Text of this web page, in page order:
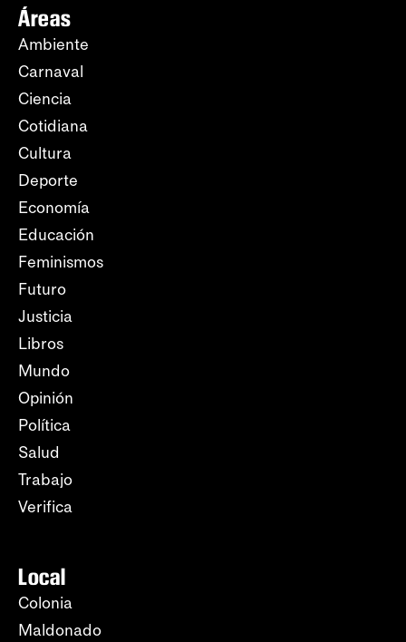
Áreas
Ambiente
Carnaval
Ciencia
Cotidiana
Cultura
Deporte
Economía
Educación
Feminismos
Futuro
Justicia
Libros
Mundo
Opinión
Política
Salud
Trabajo
Verifica
Local
Colonia
Maldonado